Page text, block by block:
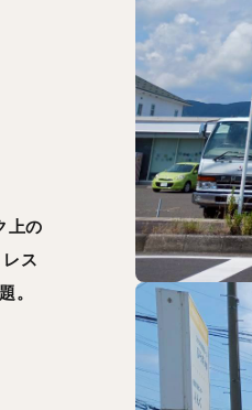
上の
ス
。